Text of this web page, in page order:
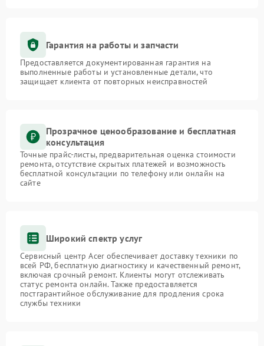
Гарантия на работы и запчасти
Предоставляется документированная гарантия на
выполненные работы и установленные детали, что
защищает клиента от повторных неисправностей
Прозрачное ценообразование и бесплатная
консультация
Точные прайс-листы, предварительная оценка стоимости
ремонта, отсутствие скрытых платежей и возможность
бесплатной консультации по телефону или онлайн на
сайте
Широкий спектр услуг
Сервисный центр Acer обеспечивает доставку техники по
всей РФ, бесплатную диагностику и качественный ремонт,
включая срочный ремонт. Клиенты могут отслеживать
статус ремонта онлайн. Также предоставляется
постгарантийное обслуживание для продления срока
службы техники